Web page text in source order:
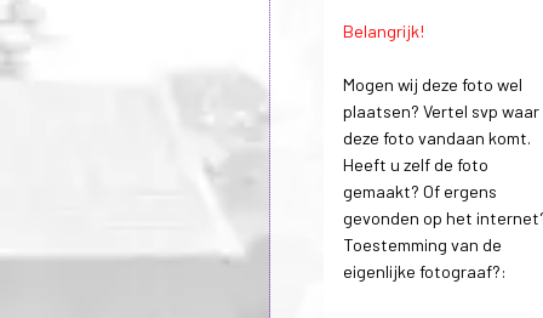
Belangrijk!
Mogen wij deze foto wel
plaatsen? Vertel svp waar
deze foto vandaan komt.
Heeft u zelf de foto
gemaakt? Of ergens
gevonden op het
Toestemming van de
eigenlijke fotograaf?: